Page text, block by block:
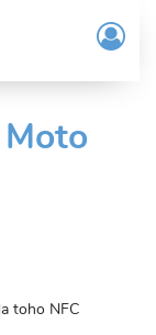
/
toho NFC